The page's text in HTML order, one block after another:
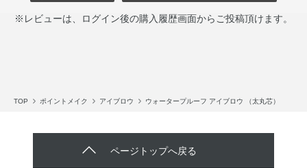
※レビューは、ログイン後の購入履歴画面からご投稿頂けます。
TOP ポイントメイク アイブロウ ウォータープルーフ アイブロウ （太丸芯）
ページトップへ戻る